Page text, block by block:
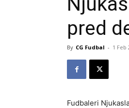
pred
By CG Fudbal - 1 Feb
Fudbaleri